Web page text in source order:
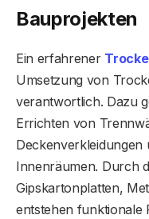
Bauprojekten
Ein erfahrener
Umsetzung von
verantwortlich. Dazu
Errichten von
Deckenverkleidungen
Innenräumen. Durch
Gipskartonplatten,
entstehen funktionale